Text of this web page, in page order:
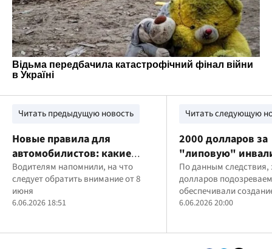
Читать предыдущую новость
Новые правила для
автомобилистов: какие
изменения действуют с 8
июня
Водителям напомнили, на что
следует обратить внимание от 8
июня
6.06.2026 18:51
Читать следующую
2000 долларов за
"липовую"
на Волыни
медиков
По данным следствия,
долларов
обеспечивали
историй болезни и
6.06.2026 20:00